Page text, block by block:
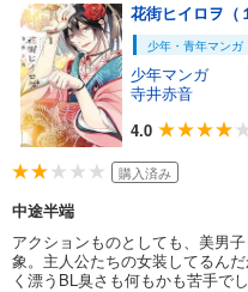
花街ヒイロヲ（
少年・青年マンガ
少年マンガ
寺井赤音
4.0
購入済み
中途半端
アクションものとしても、美男
象。主人公たちの女装してるん
く漂うBL臭さも何もかも苦手でし